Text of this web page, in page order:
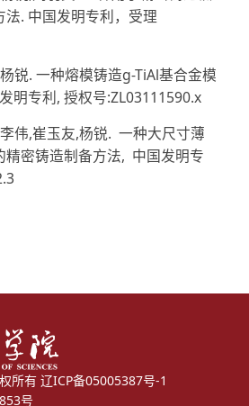
法. 中国发明专利，受理
杨锐. 一种熔模铸造g-TiAl基合金模
明专利, 授权号:ZL03111590.x
李伟,崔玉友,杨锐. 一种大尺寸薄
密铸造制备方法, 中国发明专
所有 辽ICP备05005387号-1
号